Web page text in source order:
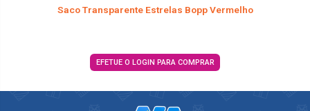
Saco Transparente Estrelas Bopp Vermelho
EFETUE O LOGIN PARA COMPRAR